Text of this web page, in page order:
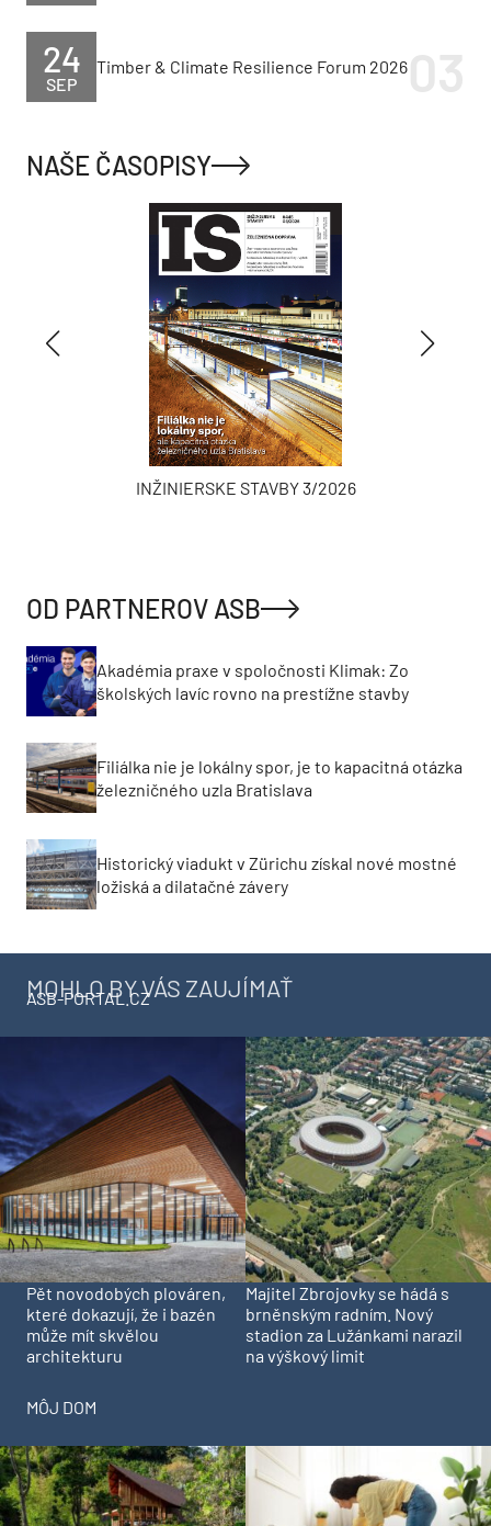
SEP
24 Timber & Climate Resilience Forum 2026
NAŠE ČASOPISY
INŽINIERSKE STAVBY 3/2026
OD PARTNEROV ASB
Akadémia praxe v spoločnosti Klimak: Zo
školských lavíc rovno na prestížne stavby
Filiálka nie je lokálny spor, je to kapacitná otázka
železničného uzla Bratislava
Historický viadukt v Zürichu získal nové mostné
ložiská a dilatačné závery
MOHLO BY VÁS ZAUJÍMAŤ
ASB-PORTAL.CZ
Pět novodobých plováren,
které dokazují, že i bazén
může mít skvělou
architekturu
Majitel Zbrojovky se hádá s
brněnským radním. Nový
stadion za Lužánkami narazil
na výškový limit
MÔJ DOM